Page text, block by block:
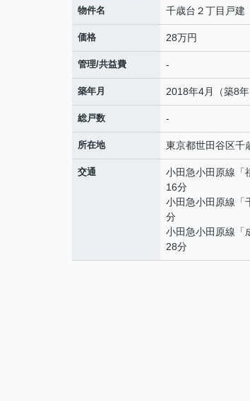
物件名 千歳台２丁目戸建
価格 28万円
管理/共益費 -
築年月 2018年4月（築8年
総戸数 -
所在地 東京都世田谷区千
交通 小田急小田原線 「
16分
小田急小田原線 「
分
小田急小田原線 「
28分